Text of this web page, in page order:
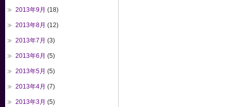
2013年9月 (18)
2013年8月 (12)
2013年7月 (3)
2013年6月 (5)
2013年5月 (5)
2013年4月 (7)
2013年3月 (5)